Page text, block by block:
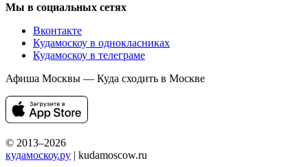
Мы в социальных сетях
Вконтакте
Кудамоскоу в однокласниках
Кудамоскоу в телеграме
Афиша Москвы — Куда сходить в Москве
© 2013–2026
кудамоскоу.ру | kudamoscow.ru